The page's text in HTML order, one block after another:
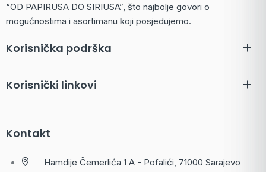
“OD PAPIRUSA DO SIRIUSA”, što najbolje govori o
mogućnostima i asortimanu koji posjedujemo.
Korisnička podrška
Korisnički linkovi
Kontakt
Hamdije Čemerlića 1 A - Pofalići, 71000 Sarajevo